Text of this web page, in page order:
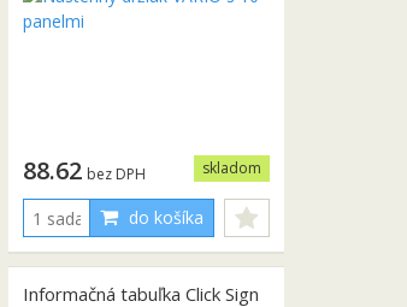
skladom
88.62 bez DPH
do košíka
Informačná tabuľka Click Sign